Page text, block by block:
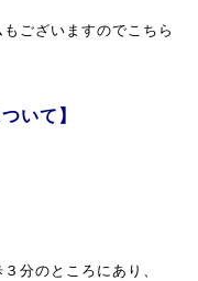
ございますのでこちら
いて 】
分のところにあり、